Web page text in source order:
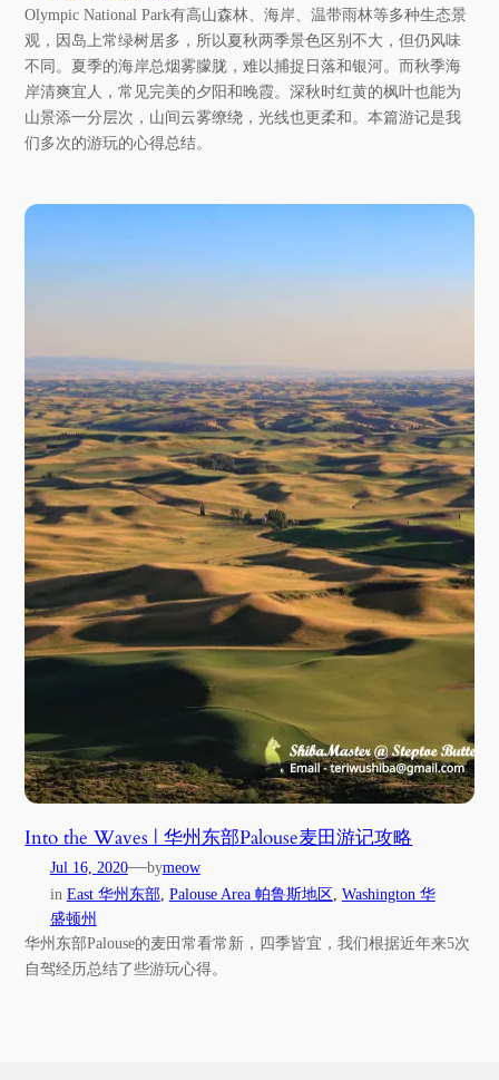
Olympic National Park有高山森林、海岸、温带雨林等多种生态景
观，因岛上常绿树居多，所以夏秋两季景色区别不大，但仍风味
不同。夏季的海岸总烟雾朦胧，难以捕捉日落和银河。而秋季海
岸清爽宜人，常见完美的夕阳和晚霞。深秋时红黄的枫叶也能为
山景添一分层次，山间云雾缭绕，光线也更柔和。本篇游记是我
们多次的游玩的心得总结。
Into the Waves | 华州东部Palouse麦田游记攻略
Jul 16, 2020—bymeow
in East 华州东部, Palouse Area 帕鲁斯地区, Washington 华
盛顿州
华州东部Palouse的麦田常看常新，四季皆宜，我们根据近年来5次
自驾经历总结了些游玩心得。